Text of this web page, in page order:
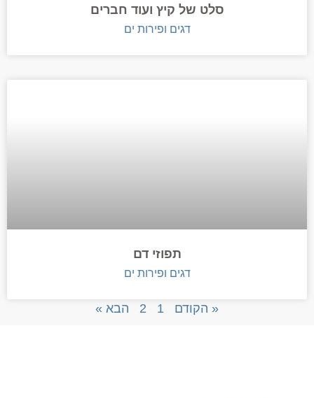
סלט של קיץ ועוד חברים
דגים ופירות ים
תפוזי דם
דגים ופירות ים
« הקודם 1
2 הבא »